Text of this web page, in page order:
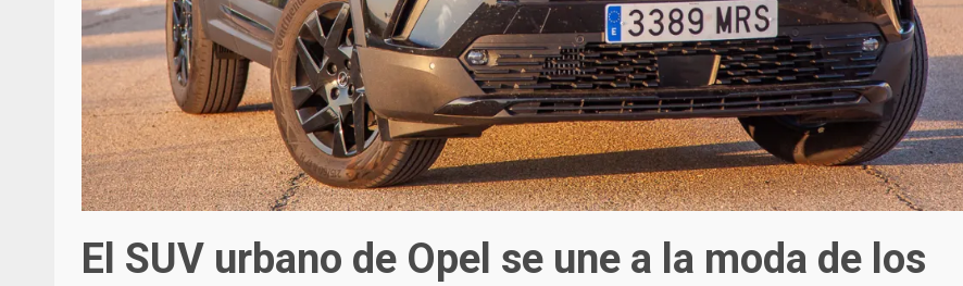
El SUV urbano de Opel se une a la moda de los